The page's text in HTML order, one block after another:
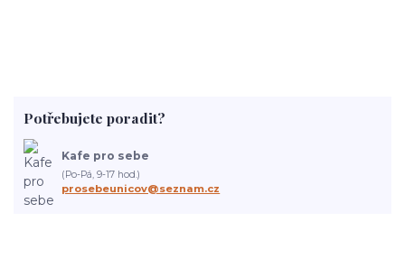
Potřebujete poradit?
Kafe pro sebe
(Po-Pá, 9-17 hod.)
prosebeunicov@seznam.cz